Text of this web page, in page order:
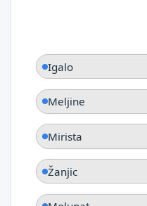
Igalo
Meljine
Mirista
Žanjic